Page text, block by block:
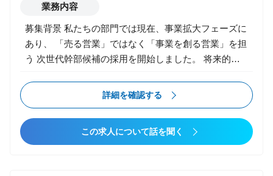
業務内容
募集背景 私たちの部門では現在、事業拡大フェーズに
あり、 「売る営業」ではなく「事業を創る営業」を担
う 次世代幹部候補の採用を開始しました。 将来的に
どを担っていただくことを前提としたポジションで
す。 仕事内容 まずは営業の最前線に立ちながら、 将
来的な幹部・事業責任者を目指していただきます。 入
詳細を確認する
この求人について話を聞く